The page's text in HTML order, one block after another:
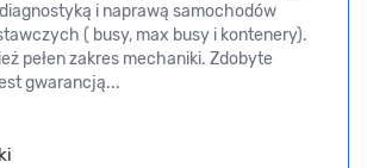
i naprawą samochodów
( busy, max busy i kontenery).
pełen zakres mechaniki. Zdobyte
gwarancją...